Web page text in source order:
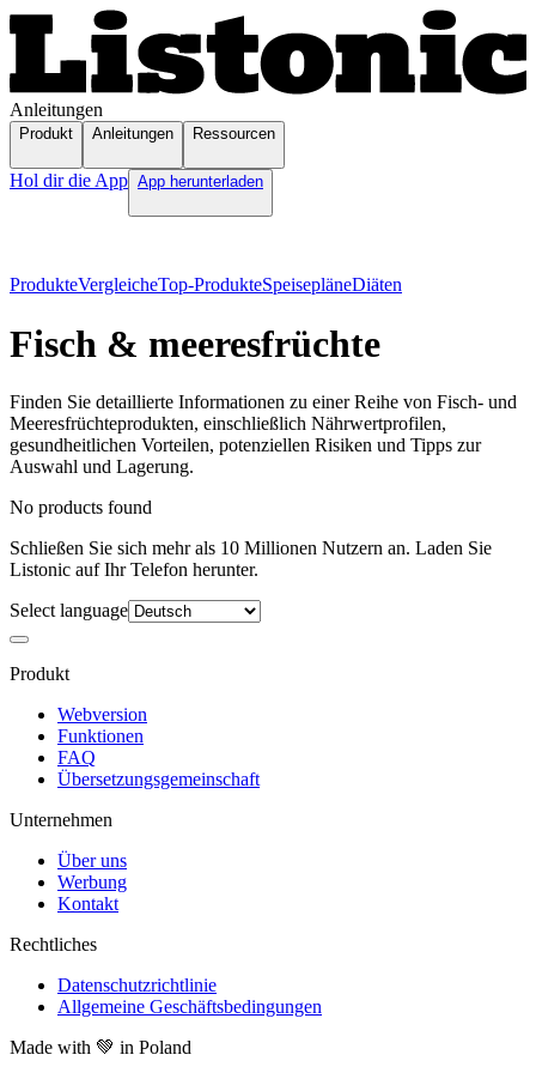
Anleitungen
Produkt Anleitungen Ressourcen
Hol dir die App App herunterladen
ProdukteVergleicheTop-ProdukteSpeisepläneDiäten
Fisch & meeresfrüchte
Finden Sie detaillierte Informationen zu einer Reihe von Fisch- und
Meeresfrüchteprodukten, einschließlich Nährwertprofilen,
gesundheitlichen Vorteilen, potenziellen Risiken und Tipps zur
Auswahl und Lagerung.
No products found
Schließen Sie sich mehr als 10 Millionen Nutzern an. Laden Sie
Listonic auf Ihr Telefon herunter.
Select language
Produkt
Webversion
Funktionen
FAQ
Übersetzungsgemeinschaft
Unternehmen
Über uns
Werbung
Kontakt
Rechtliches
Datenschutzrichtlinie
Allgemeine Geschäftsbedingungen
Made with 💚 in Poland